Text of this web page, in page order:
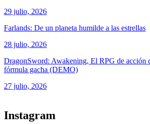
29 julio, 2026
Farlands: De un planeta humilde a las estrellas
28 julio, 2026
DragonSword: Awakening, El RPG de acción
fórmula gacha (DEMO)
27 julio, 2026
Instagram